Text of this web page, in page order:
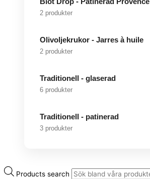
2 produkter
Olivoljekrukor - Jarres à huile
2 produkter
Traditionell - glaserad
6 produkter
Traditionell - patinerad
3 produkter
Products search